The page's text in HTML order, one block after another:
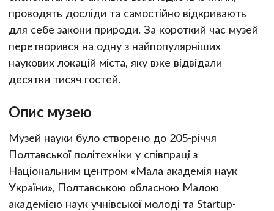
проводять досліди та самостійно відкривають
для себе закони природи. За короткий час музей
перетворився на одну з найпопулярніших
наукових локацій міста, яку вже відвідали
десятки тисяч гостей.
Опис музею
Музей науки було створено до 205-річчя
Полтавської політехніки у співпраці з
Національним центром «Мала академія наук
України», Полтавською обласною Малою
академією наук учнівської молоді та Startup-